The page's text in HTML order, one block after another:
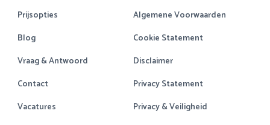
Prijsopties
Blog
Vraag & Antwoord
Contact
Vacatures
Algemene Voorwaarden
Cookie Statement
Disclaimer
Privacy Statement
Privacy & Veiligheid